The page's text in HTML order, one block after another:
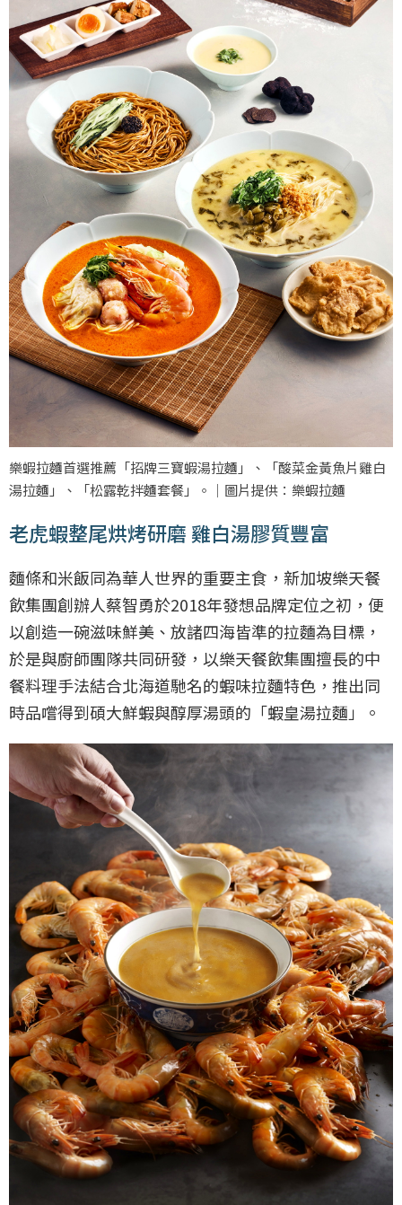
樂蝦拉麵首選推薦「招牌三寶蝦湯拉麵」、「酸菜金黃魚片雞白
湯拉麵」、「松露乾拌麵套餐」。｜圖片提供：樂蝦拉麵
老虎蝦整尾烘烤研磨 雞白湯膠質豐富
麵條和米飯同為華人世界的重要主食，新加坡樂天餐
飲集團創辦人蔡智勇於2018年發想品牌定位之初，便
以創造一碗滋味鮮美、放諸四海皆準的拉麵為目標，
於是與廚師團隊共同研發，以樂天餐飲集團擅長的中
餐料理手法結合北海道馳名的蝦味拉麵特色，推出同
時品嚐得到碩大鮮蝦與醇厚湯頭的「蝦皇湯拉麵」。